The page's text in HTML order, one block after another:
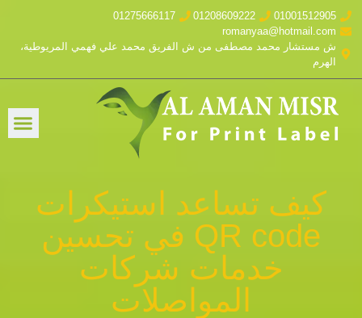
01001512905
01208609222
01275666117
romanyaa@hotmail.com
ش مستشار محمد مصطفى من ش الفريق محمد علي فهمي المريوطية،
الهرم
كيف تساعد استيكرات
QR code في تحسين
خدمات شركات
المواصلات